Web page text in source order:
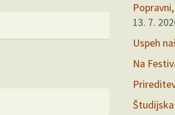
13. 7.
Uspeh
Na